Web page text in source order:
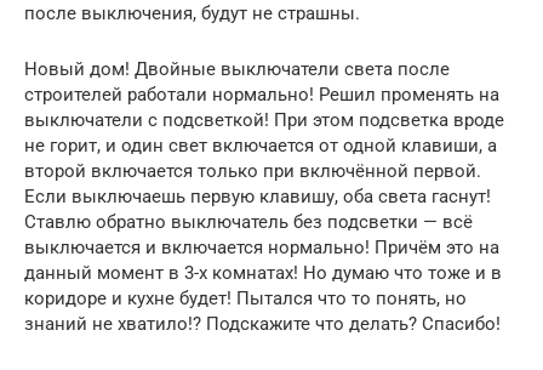
после выключения, будут не страшны.
Новый дом! Двойные выключатели света после
строителей работали нормально! Решил променять на
выключатели с подсветкой! При этом подсветка вроде
не горит, и один свет включается от одной клавиши, а
второй включается только при включённой первой.
Если выключаешь первую клавишу, оба света гаснут!
Ставлю обратно выключатель без подсветки — всё
выключается и включается нормально! Причём это на
данный момент в 3-х комнатах! Но думаю что тоже и в
коридоре и кухне будет! Пытался что то понять, но
знаний не хватило!? Подскажите что делать? Спасибо!